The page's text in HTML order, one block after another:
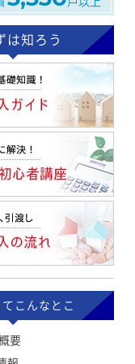
は知ろう
こんなとこ
要